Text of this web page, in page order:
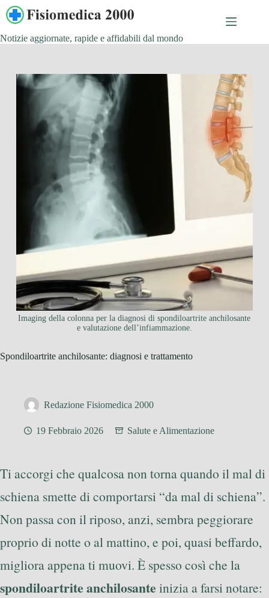
Salta
contenuto
Notizie aggiornate, rapide e affidabili dal mondo
Imaging della colonna per la diagnosi di spondiloartrite anchilosante
e valutazione dell’infiammazione.
Spondiloartrite anchilosante: diagnosi e trattamento
Redazione Fisiomedica 2000
19 Febbraio 2026 Salute e Alimentazione
Ti accorgi che qualcosa non torna quando il mal di
schiena smette di comportarsi “da mal di schiena”.
Non passa con il riposo, anzi, sembra peggiorare
proprio di notte o al mattino, e poi, quasi beffardo,
migliora appena ti muovi. È spesso così che la
spondiloartrite anchilosante inizia a farsi notare: